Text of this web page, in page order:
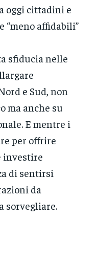
oggi cittadini e
affidabili”
sfiducia nelle
e Sud, non
ma anche su
E mentre i
per offrire
investire
di sentirsi
da
sorvegliare.